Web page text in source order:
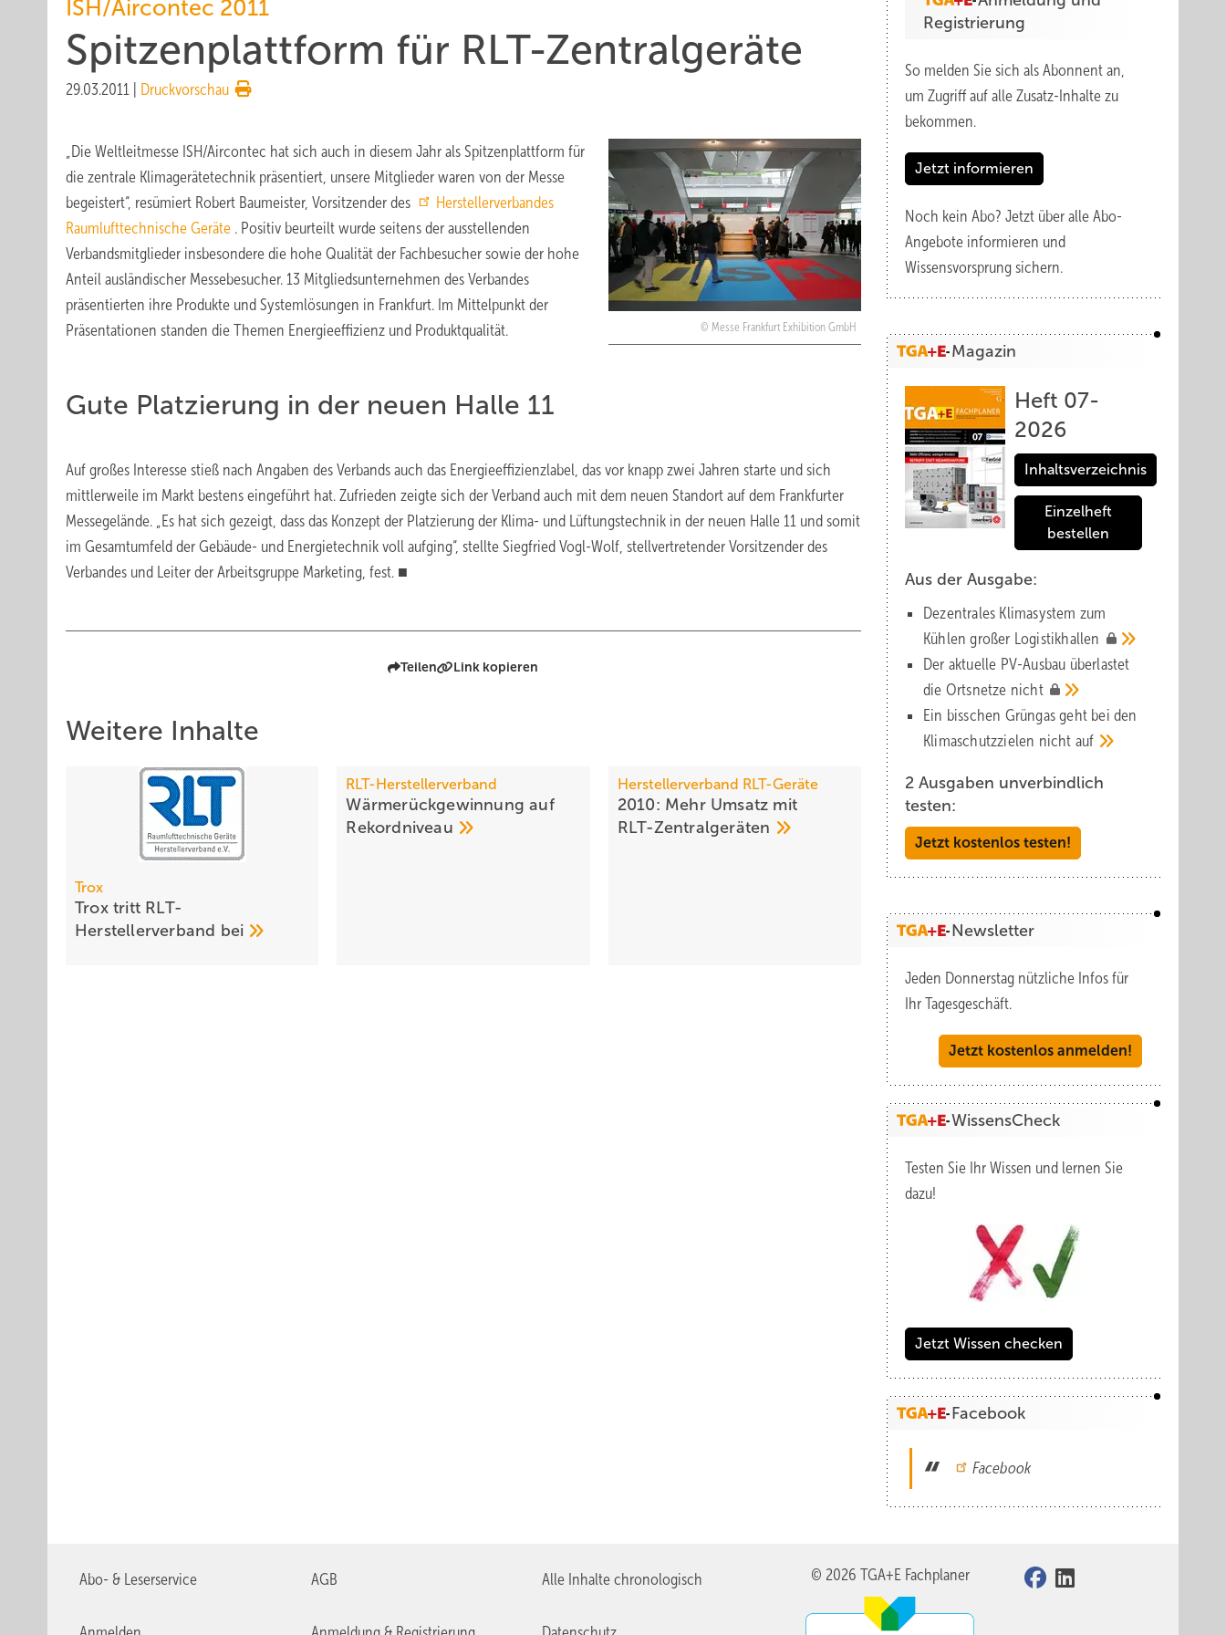
ISH/Aircontec 2011
Spitzenplattform für RLT-Zentralgeräte
29.03.2011 Druckvorschau
Messe Frankfurt Exhibition GmbH
„Die Weltleitmesse ISH/Aircontec hat sich auch in diesem Jahr als Spitzenplattform für
die zentrale Klimagerätetechnik präsentiert, unsere Mitglieder waren von der Messe
begeistert“, resümiert Robert Baumeister, Vorsitzender des
Herstellerverbandes
Raumlufttechnische Geräte . Positiv beurteilt wurde seitens der ausstellenden
Verbandsmitglieder insbesondere die hohe Qualität der Fachbesucher sowie der hohe
Anteil ausländischer Messebesucher. 13 Mitgliedsunternehmen des Verbandes
präsentierten ihre Produkte und Systemlösungen in Frankfurt. Im Mittelpunkt der
Präsentationen standen die Themen Energieeffizienz und Produktqualität.
Gute Platzierung in der neuen Halle 11
Auf großes Interesse stieß nach Angaben des Verbands auch das Energieeffizienzlabel, das vor knapp zwei Jahren starte und sich
mittlerweile im Markt bestens eingeführt hat. Zufrieden zeigte sich der Verband auch mit dem neuen Standort auf dem Frankfurter
Messegelände. „Es hat sich gezeigt, dass das Konzept der Platzierung der Klima- und Lüftungstechnik in der neuen Halle 11 und somit
im Gesamtumfeld der Gebäude- und Energietechnik voll aufging“, stellte Siegfried Vogl-Wolf, stellvertretender Vorsitzender des
Verbandes und Leiter der Arbeitsgruppe Marketing, fest. ■
Teilen Link kopieren
Weitere Inhalte
Trox
Trox tritt RLT-
Herstellerverband bei
RLT-Herstellerverband
Wärmerückgewinnung auf
Rekordniveau
Herstellerverband RLT-Geräte
2010: Mehr Umsatz mit
RLT-Zentralgeräten
Registrierung
So melden Sie sich als Abonnent an,
um Zugriff auf alle Zusatz-Inhalte zu
bekommen.
Jetzt informieren
Noch kein Abo? Jetzt über alle Abo-
Angebote informieren und
Wissensvorsprung sichern.
Magazin
Heft 07-
2026
Inhaltsverzeichnis
Einzelheft
bestellen
Aus der Ausgabe:
Dezentrales Klimasystem zum
Kühlen großer Logistik­hallen
Der aktuelle PV-Ausbau über­lastet
die Orts­netze nicht
Ein bisschen Grüngas geht bei den
Klima­schutz­zielen nicht auf
2 Ausgaben unverbindlich
testen:
Jetzt kostenlos testen!
Newsletter
Jeden Donnerstag nützliche Infos für
Ihr Tagesgeschäft.
Jetzt kostenlos anmelden!
WissensCheck
Testen Sie Ihr Wissen und lernen Sie
dazu!
Jetzt Wissen checken
Facebook
Facebook
Abo- & Leserservice AGB Alle Inhalte chronologisch © 2026 TGA+E Fachplaner